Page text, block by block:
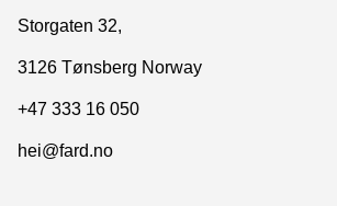
Storgaten 32,
3126 Tønsberg Norway
+47 333 16 050
hei@fard.no